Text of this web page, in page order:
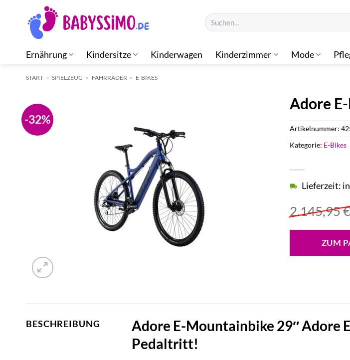
springen
Suchen
nach:
Ernährung Kindersitze Kinderwagen Kinderzimmer Mode
START » SPIELZEUG » FAHRRÄDER » E-BIKES
-32%
Adore
2.145,95
Lieferzeit:
ZUM
Artikelnummer:
Kategorie: E-Bikes
BESCHREIBUNG
Adore E-Mountainbike 29″ Adore
Pedaltritt!